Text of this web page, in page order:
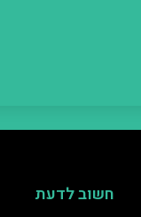
חשוב לדעת